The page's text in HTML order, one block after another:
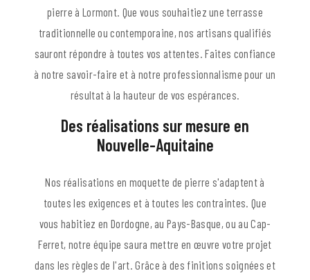
pierre à Lormont. Que vous souhaitiez une terrasse
traditionnelle ou contemporaine, nos artisans qualifiés
sauront répondre à toutes vos attentes. Faites confiance
à notre savoir-faire et à notre professionnalisme pour un
résultat à la hauteur de vos espérances.
Des réalisations sur mesure en
Nouvelle-Aquitaine
Nos réalisations en moquette de pierre s'adaptent à
toutes les exigences et à toutes les contraintes. Que
vous habitiez en Dordogne, au Pays-Basque, ou au Cap-
Ferret, notre équipe saura mettre en œuvre votre projet
dans les règles de l'art. Grâce à des finitions soignées et